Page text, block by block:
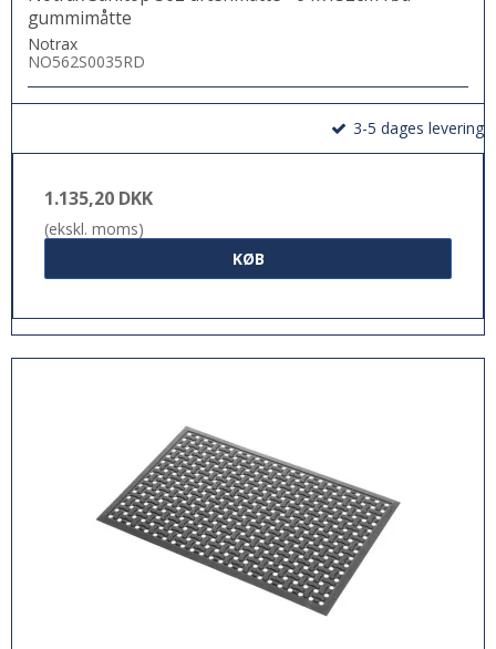
gummimåtte
Notrax
NO562S0035RD
3-5 dages levering
1.135,20 DKK
(ekskl. moms)
KØB